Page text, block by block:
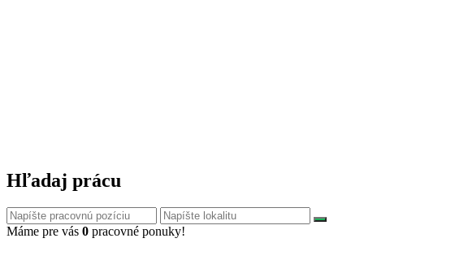
Hľadaj prácu
Máme pre vás 0 pracovné ponuky!